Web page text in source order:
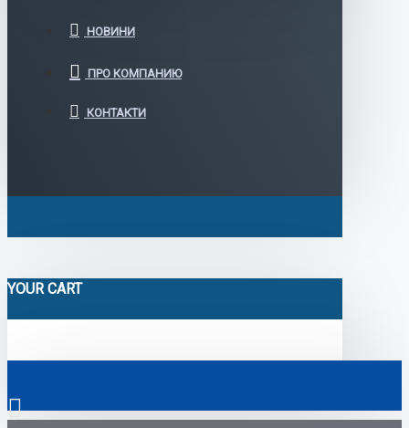
НОВИНИ
ПРО КОМПАНИЮ
КОНТАКТИ
YOUR CART